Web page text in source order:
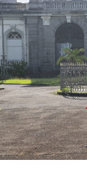
Rapport
décisif dans
le 07/08/2026